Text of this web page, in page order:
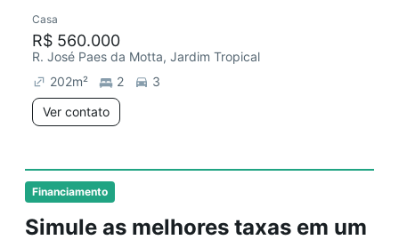
Financiamento
Simule as melhores taxas em um
Casa
R$ 560.000
R. José Paes da Motta, Jardim Tropical
202m² 2
3
Ver contato